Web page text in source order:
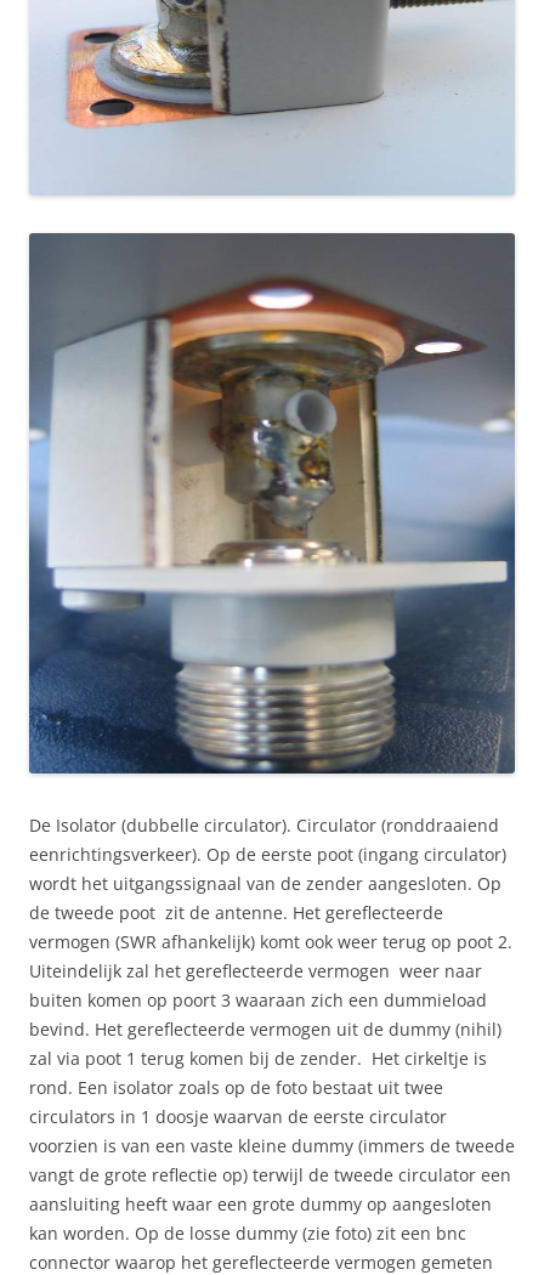
De Isolator (dubbelle circulator). Circulator (ronddraaiend
eenrichtingsverkeer). Op de eerste poot (ingang circulator)
wordt het uitgangssignaal van de zender aangesloten. Op
de tweede poot zit de antenne. Het gereflecteerde
vermogen (SWR afhankelijk) komt ook weer terug op poot 2.
Uiteindelijk zal het gereflecteerde vermogen weer naar
buiten komen op poort 3 waaraan zich een dummieload
bevind. Het gereflecteerde vermogen uit de dummy (nihil)
zal via poot 1 terug komen bij de zender. Het cirkeltje is
rond. Een isolator zoals op de foto bestaat uit twee
circulators in 1 doosje waarvan de eerste circulator
voorzien is van een vaste kleine dummy (immers de tweede
vangt de grote reflectie op) terwijl de tweede circulator een
aansluiting heeft waar een grote dummy op aangesloten
kan worden. Op de losse dummy (zie foto) zit een bnc
connector waarop het gereflecteerde vermogen gemeten